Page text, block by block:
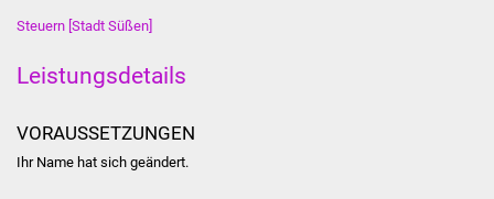
Steuern [Stadt Süßen]
Leistungsdetails
VORAUSSETZUNGEN
Ihr Name hat sich geändert.